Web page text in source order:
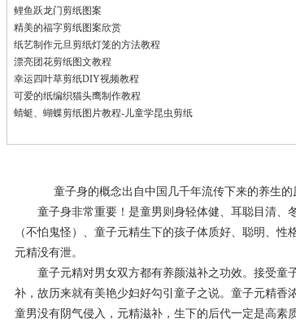
鲤鱼跃龙门剪纸图案
精美的福字剪纸图案欣赏
纸艺制作元旦剪纸灯笼的方法教程
漂亮团花剪纸图文教程
幸运四叶草剪纸DIY视频教程
可爱的纸编织猫头鹰制作教程
蜻蜓、蝴蝶剪纸图片教程-儿童学昆虫剪纸
童子身的概念出自中国几千年流传下来的养生的
童子身非常重要！是童男则身轻体健、耳聪目清、
（不怕鬼怪）、童子元精生下的孩子体质好、聪明、
元精没有泄。
童子元精对男女双方都有养颜滋补之功效。接受童
补，故历来就有美艳少妇好勾引童子之说。童子元精香
童男没有阴气侵入，元精滋补，生下的后代一定是高素